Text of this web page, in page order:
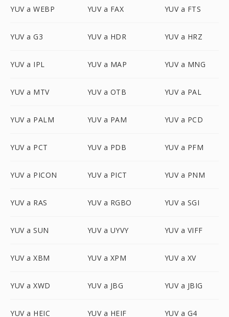
YUV a WEBP YUV a FAX YUV a FTS
YUV a G3 YUV a HDR YUV a HRZ
YUV a IPL YUV a MAP YUV a MNG
YUV a MTV YUV a OTB YUV a PAL
YUV a PALM YUV a PAM YUV a PCD
YUV a PCT YUV a PDB YUV a PFM
YUV a PICON YUV a PICT YUV a PNM
YUV a RAS YUV a RGBO YUV a SGI
YUV a SUN YUV a UYVY YUV a VIFF
YUV a XBM YUV a XPM YUV a XV
YUV a XWD YUV a JBG YUV a JBIG
YUV a HEIC YUV a HEIF YUV a G4